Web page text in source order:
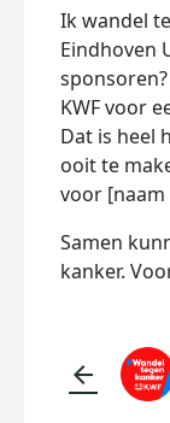
Ik wandel
Eindhoven
KWF voor
Dat is heel
ooit te
voor
Samen
kanker.
arrow_back